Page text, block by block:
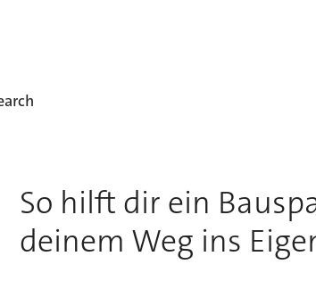
So hilft dir ein
deinem Weg ins